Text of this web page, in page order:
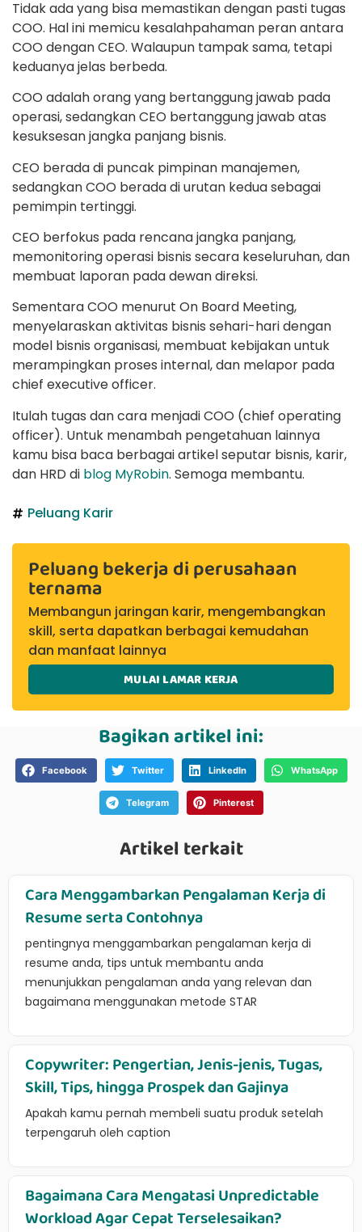
Tidak ada yang bisa memastikan dengan pasti tugas
COO. Hal ini memicu kesalahpahaman peran antara
COO dengan CEO. Walaupun tampak sama, tetapi
keduanya jelas berbeda.
COO adalah orang yang bertanggung jawab pada
operasi, sedangkan CEO bertanggung jawab atas
kesuksesan jangka panjang bisnis.
CEO berada di puncak pimpinan manajemen,
sedangkan COO berada di urutan kedua sebagai
pemimpin tertinggi.
CEO berfokus pada rencana jangka panjang,
memonitoring operasi bisnis secara keseluruhan, dan
membuat laporan pada dewan direksi.
Sementara COO menurut On Board Meeting,
menyelaraskan aktivitas bisnis sehari-hari dengan
model bisnis organisasi, membuat kebijakan untuk
merampingkan proses internal, dan melapor pada
chief executive officer.
Itulah tugas dan cara menjadi COO (chief operating
officer). Untuk menambah pengetahuan lainnya
kamu bisa baca berbagai artikel seputar bisnis, karir,
dan HRD di blog MyRobin. Semoga membantu.
Peluang Karir
Peluang bekerja di perusahaan
ternama
Membangun jaringan karir, mengembangkan
skill, serta dapatkan berbagai kemudahan
dan manfaat lainnya
MULAI LAMAR KERJA
Bagikan artikel ini:
Facebook Twitter LinkedIn WhatsApp
Telegram Pinterest
Artikel terkait
Cara Menggambarkan Pengalaman Kerja di
Resume serta Contohnya
pentingnya menggambarkan pengalaman kerja di
resume anda, tips untuk membantu anda
menunjukkan pengalaman anda yang relevan dan
bagaimana menggunakan metode STAR
Copywriter: Pengertian, Jenis-jenis, Tugas,
Skill, Tips, hingga Prospek dan Gajinya
Apakah kamu pernah membeli suatu produk setelah
terpengaruh oleh caption
Bagaimana Cara Mengatasi Unpredictable
Workload Agar Cepat Terselesaikan?